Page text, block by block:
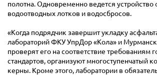
полотна. Одновременно ведется устройство
водоотводных лотков и водосбросов.
«Когда подрядчик завершит укладку
лабораторий ФКУ УпрДор «Кола» и
проверят его на соответствие требованиям
стандартов, организуют многоступенчатый
керны. Кроме этого, лаборатории в